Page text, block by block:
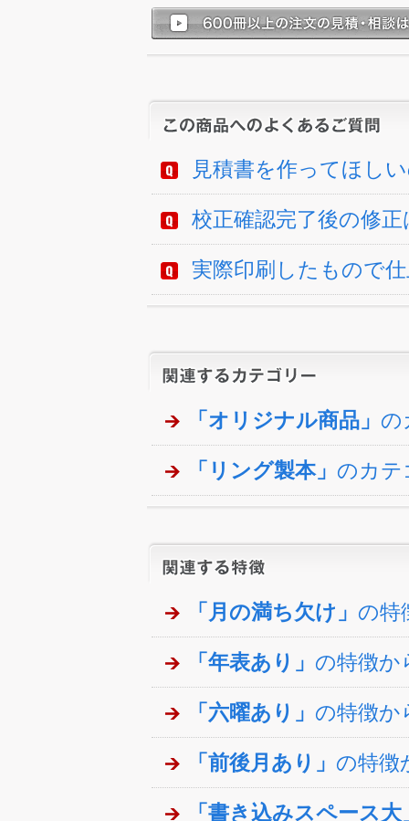
見積書を作ってほし
校正確認完了後の修
実際印刷したもので
「オリジナル商品」 の
「リング製本」 のカテ
「月の満ち欠け」 の特
「年表あり」 の特徴か
「六曜あり」 の特徴か
「前後月あり」 の特徴
「書き込みスペース大